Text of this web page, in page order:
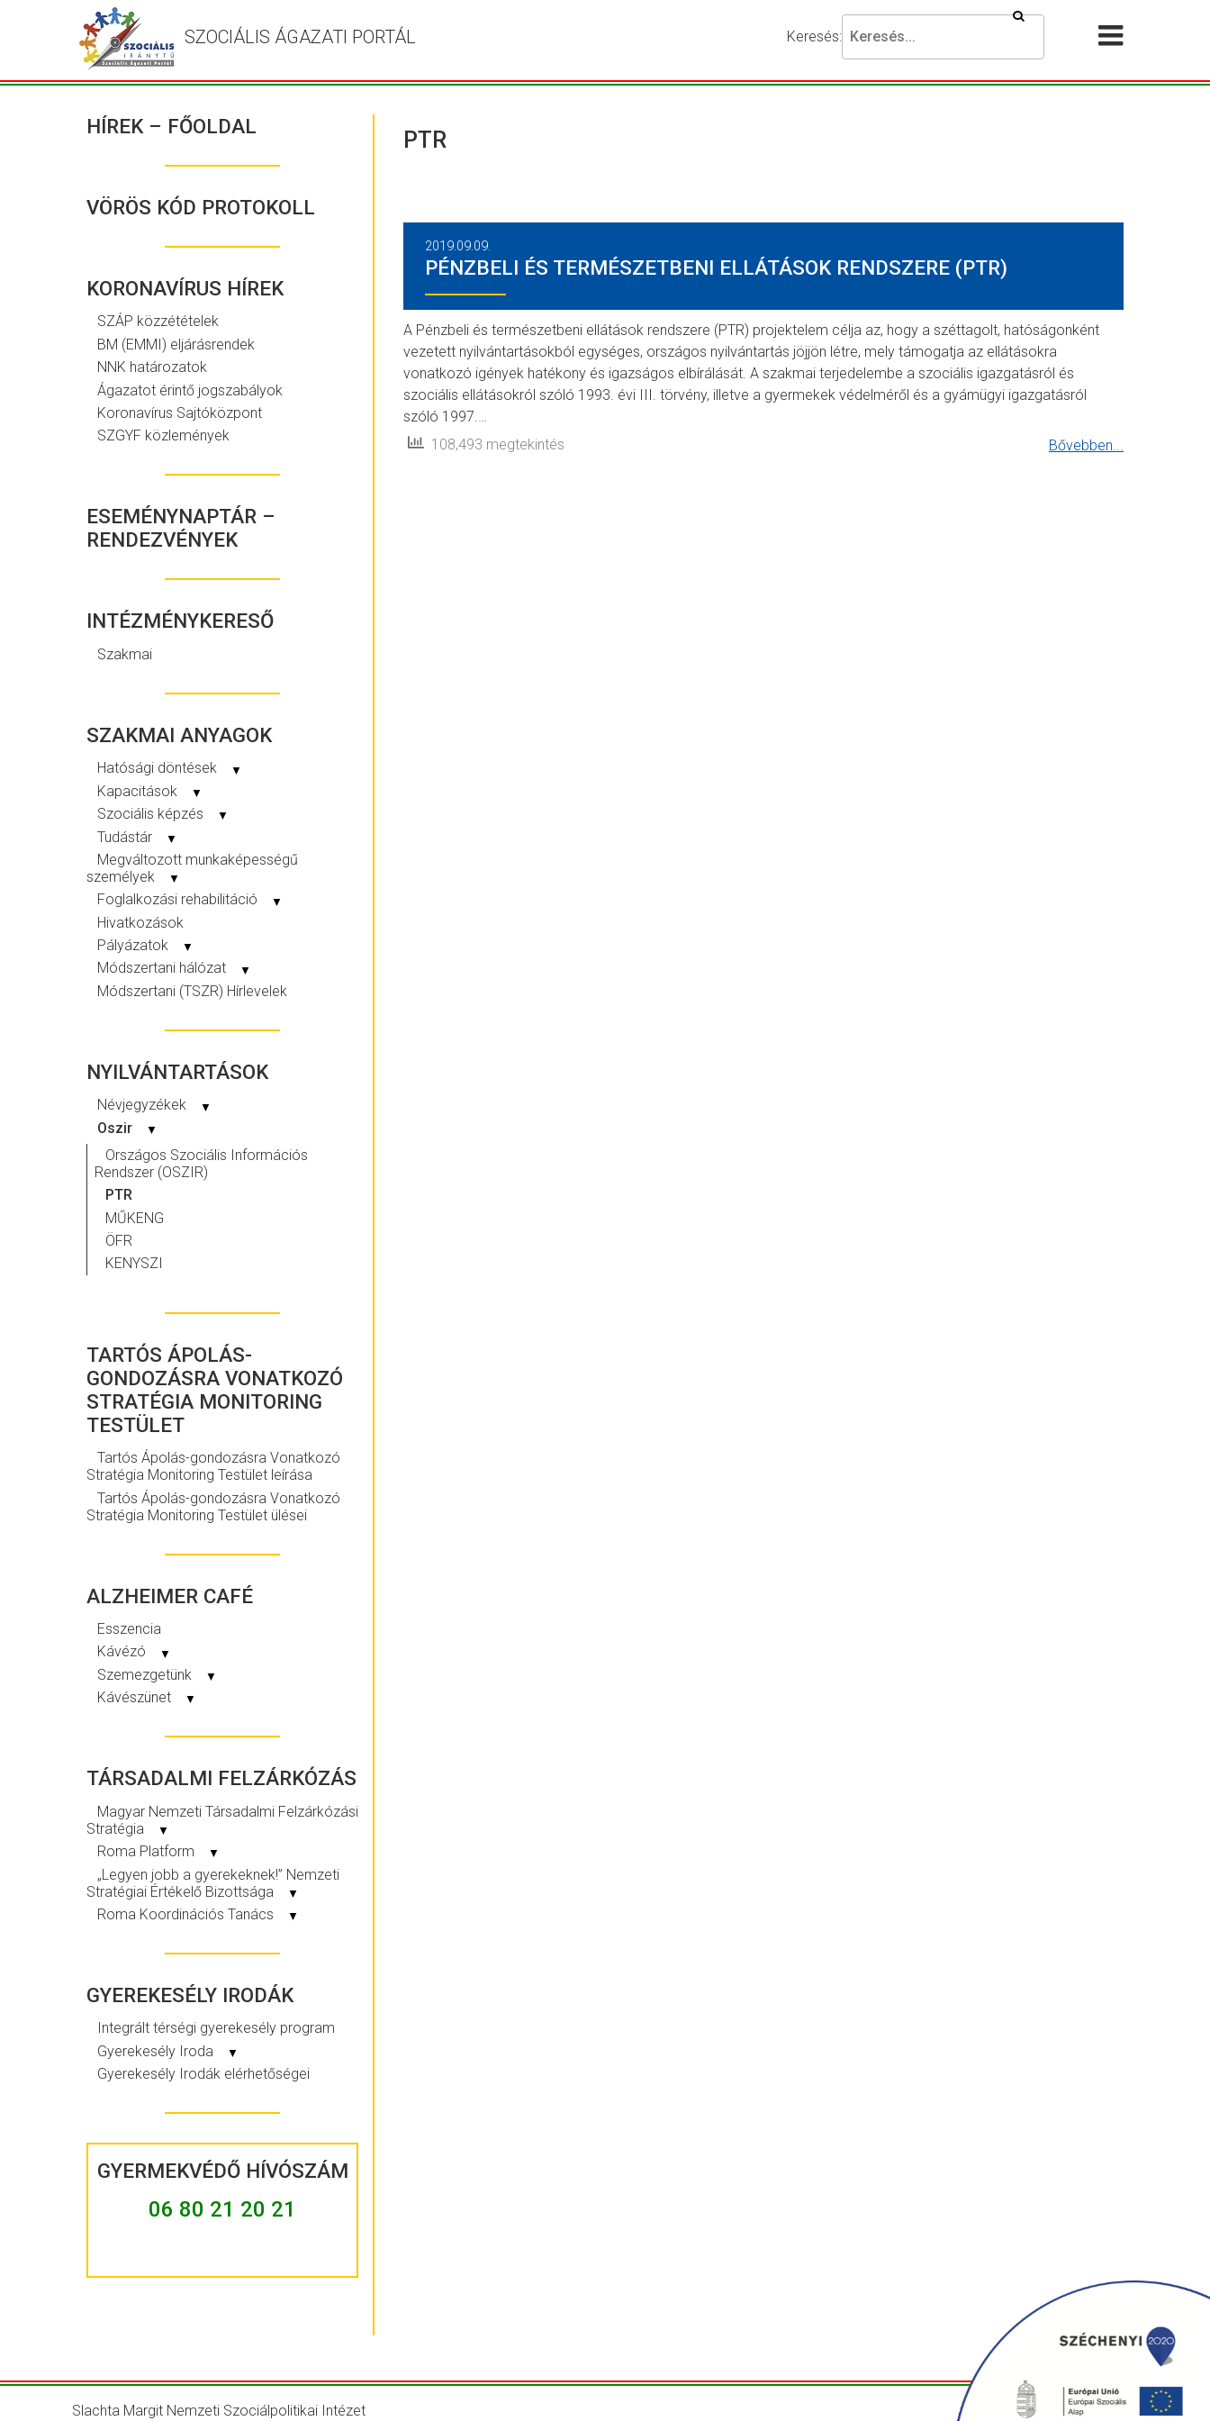
SZOCIÁLIS ÁGAZATI PORTÁL Keresés:
Írja
a
meg
keresés
Keresés
Akadálymentesítési
Menü
HÍREK – FŐOLDAL
VÖRÖS KÓD PROTOKOLL
KORONAVÍRUS HÍREK
SZÁP közzétételek
BM (EMMI) eljárásrendek
NNK határozatok
Ágazatot érintő jogszabályok
Koronavírus Sajtóközpont
SZGYF közlemények
ESEMÉNYNAPTÁR –
RENDEZVÉNYEK
INTÉZMÉNYKERESŐ
Szakmai
SZAKMAI ANYAGOK
Hatósági döntések ▼
Kapacitások ▼
Szociális képzés ▼
Tudástár ▼
Megváltozott munkaképességű
személyek
▼
Foglalkozási rehabilitáció ▼
Hivatkozások
Pályázatok
▼
Módszertani hálózat ▼
Módszertani (TSZR) Hírlevelek
NYILVÁNTARTÁSOK
Névjegyzékek ▼
Oszir ▼
Országos Szociális Információs
Rendszer (OSZIR)
PTR
MŰKENG
ÖFR
KENYSZI
TARTÓS ÁPOLÁS-
GONDOZÁSRA VONATKOZÓ
STRATÉGIA MONITORING
TESTÜLET
Tartós Ápolás-gondozásra Vonatkozó
Stratégia Monitoring Testület leírása
Tartós Ápolás-gondozásra Vonatkozó
Stratégia Monitoring Testület ülései
ALZHEIMER CAFÉ
Esszencia
Kávézó
▼
Szemezgetünk ▼
Kávészünet ▼
TÁRSADALMI FELZÁRKÓZÁS
Magyar Nemzeti Társadalmi Felzárkózási
Stratégia
▼
Roma Platform ▼
„Legyen jobb a gyerekeknek!” Nemzeti
Stratégiai Értékelő Bizottsága
▼
Roma Koordinációs Tanács ▼
GYEREKESÉLY IRODÁK
Integrált térségi gyerekesély program
Gyerekesély Iroda
▼
Gyerekesély Irodák elérhetőségei
GYERMEKVÉDŐ HÍVÓSZÁM
06 80 21 20 21
PTR
2019.09.09.
PÉNZBELI ÉS TERMÉSZETBENI ELLÁTÁSOK RENDSZERE (PTR)
A Pénzbeli és természetbeni ellátások rendszere (PTR) projektelem célja az, hogy a széttagolt, hatóságonként
vezetett nyilvántartásokból egységes, országos nyilvántartás jöjjön létre, mely támogatja az ellátásokra
vonatkozó igények hatékony és igazságos elbírálását. A szakmai terjedelembe a szociális igazgatásról és
szociális ellátásokról szóló 1993. évi III. törvény, illetve a gyermekek védelméről és a gyámügyi igazgatásról
szóló 1997.…
108,493 megtekintés
Bővebben...
Slachta Margit Nemzeti Szociálpolitikai Intézet